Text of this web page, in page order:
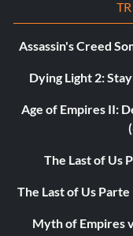
Assassin's Creed
Dying Light 2:
Age of Empires II:
The Last of Us
The Last of Us
Myth of Empires